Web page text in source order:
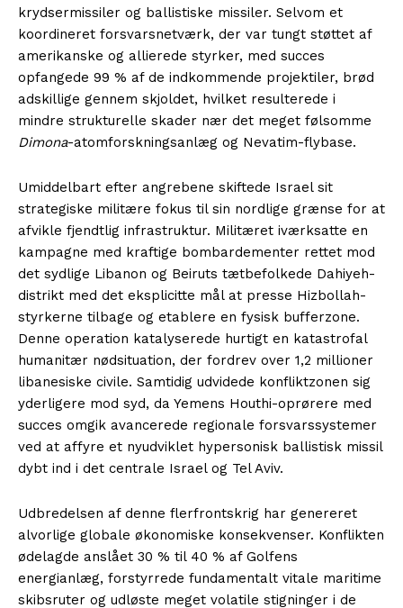
krydsermissiler og ballistiske missiler. Selvom et
koordineret forsvarsnetværk, der var tungt støttet af
amerikanske og allierede styrker, med succes
opfangede 99 % af de indkommende projektiler, brød
adskillige gennem skjoldet, hvilket resulterede i
mindre strukturelle skader nær det meget følsomme
Dimona-atomforskningsanlæg og Nevatim-flybase.
Umiddelbart efter angrebene skiftede Israel sit
strategiske militære fokus til sin nordlige grænse for at
afvikle fjendtlig infrastruktur. Militæret iværksatte en
kampagne med kraftige bombardementer rettet mod
det sydlige Libanon og Beiruts tætbefolkede Dahiyeh-
distrikt med det eksplicitte mål at presse Hizbollah-
styrkerne tilbage og etablere en fysisk bufferzone.
Denne operation katalyserede hurtigt en katastrofal
humanitær nødsituation, der fordrev over 1,2 millioner
libanesiske civile. Samtidig udvidede konfliktzonen sig
yderligere mod syd, da Yemens Houthi-oprørere med
succes omgik avancerede regionale forsvarssystemer
ved at affyre et nyudviklet hypersonisk ballistisk missil
dybt ind i det centrale Israel og Tel Aviv.
Udbredelsen af denne flerfrontskrig har genereret
alvorlige globale økonomiske konsekvenser. Konflikten
ødelagde anslået 30 % til 40 % af Golfens
energianlæg, forstyrrede fundamentalt vitale maritime
skibsruter og udløste meget volatile stigninger i de